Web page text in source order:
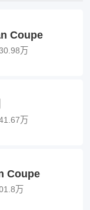
Coupe
万
万
Coupe
万